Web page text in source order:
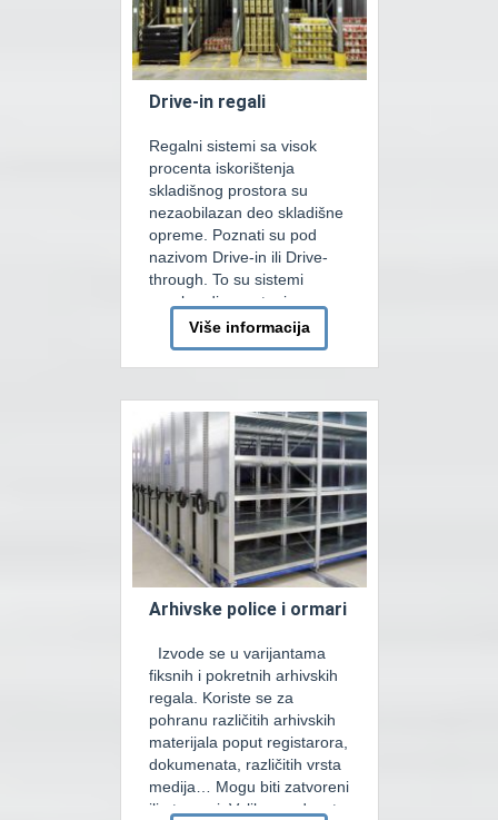
nivoa i […]
Drive-in regali
Regalni sistemi sa visok
procenta iskorištenja
skladišnog prostora su
nezaobilazan deo skladišne
opreme. Poznati su pod
nazivom Drive-in ili Drive-
through. To su sistemi
regala gdje se stanice
regala postavljaju jedna iza
druge I tako čine
kontinuiranu liniju na koju se
nosač palete. Dodavanjem
takvih nizova (jednog pored
drugog) dobijamo redove
[…]
Više informacija
Arhivske police i ormari
Izvode se u varijantama
fiksnih i pokretnih arhivskih
regala. Koriste se za
pohranu različitih arhivskih
materijala poput registarora,
dokumenata, različitih vrsta
medija… Mogu biti zatvoreni
ili otvoreni. Velika prednost